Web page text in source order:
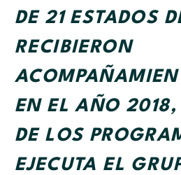
DE 21 ESTADOS
RECIBIERON
EN EL AÑO 2018,
DE LOS
EJECUTA EL